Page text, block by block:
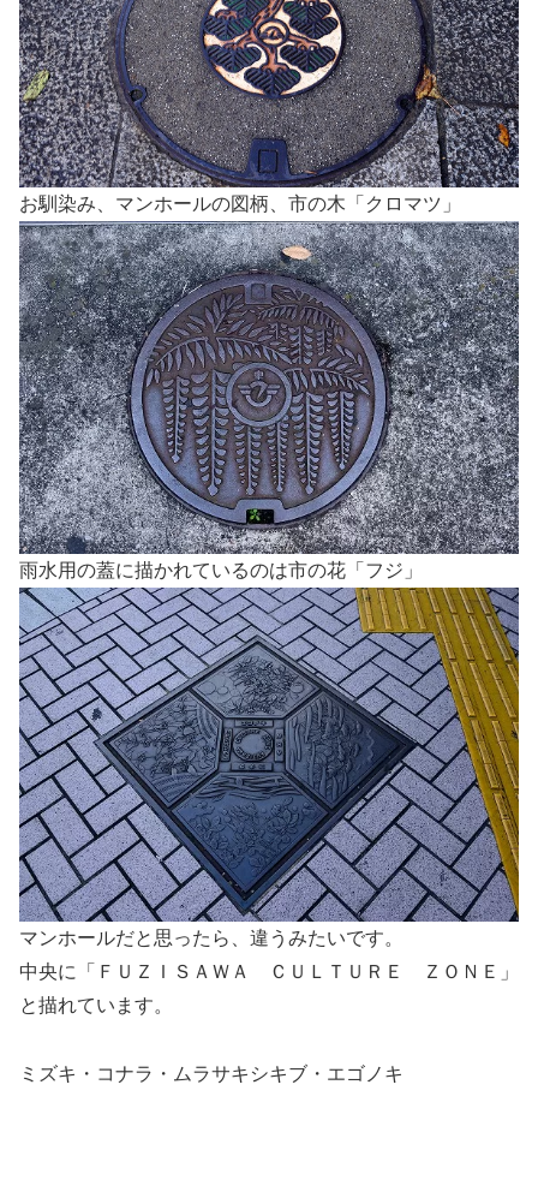
お馴染み、マンホールの図柄、市の木「クロマツ」
雨水用の蓋に描かれているのは市の花「フジ」
マンホールだと思ったら、違うみたいです。
中央に「ＦＵＺＩＳＡＷＡ ＣＵＬＴＵＲＥ ＺＯＮＥ」
と描れています。
ミズキ・コナラ・ムラサキシキブ・エゴノキ